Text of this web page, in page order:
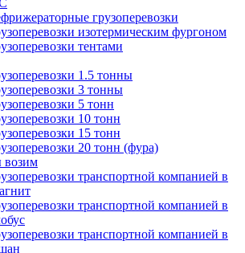
грузоперевозки
изотермическим фургоном
тентами
1.5 тонны
3 тонны
5 тонн
10 тонн
15 тонн
20 тонн (фура)
возим
транспортной компанией в
транспортной компанией в
транспортной компанией в